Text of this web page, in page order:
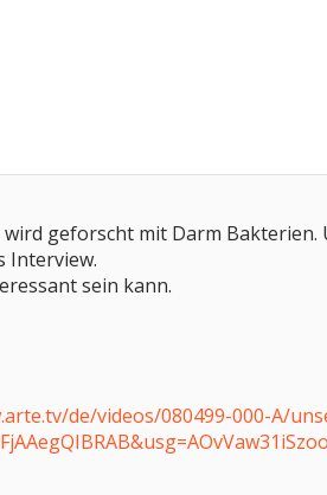
geforscht mit Darm
Interview.
sein kann.
de/videos/080499-000-A/